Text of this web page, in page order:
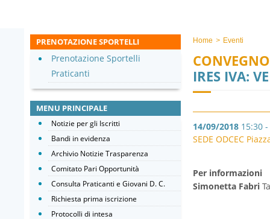
Home > Eventi
IRES IVA:
14/09/2018 15:30
SEDE ODCEC
Per informazioni
Simonetta Fabri
PRENOTAZIONE SPORTELLI
Prenotazione Sportelli
Praticanti
MENU PRINCIPALE
Notizie per gli Iscritti
Bandi in evidenza
Archivio Notizie Trasparenza
Comitato Pari Opportunità
Consulta Praticanti e Giovani D. C.
Richiesta prima iscrizione
Protocolli di intesa